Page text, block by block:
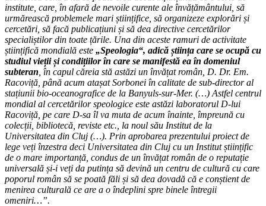
institute, care, în afară de nevoile curente ale învățământului, să
urmărească problemele mari științifice, să organizeze explorări și
cercetări, să facă publicațiuni și să dea directive cercetărilor
specialiștilor din toate țările. Una din aceste ramuri de activitate
științifică mondială este „Speologia“, adică știința care se ocupă cu
studiul vieții și condițiilor în care se manifestă ea în domeniul
subteran , în capul căreia stă astăzi un învățat român, D. Dr. Em.
Racoviță, până acum atașat Sorbonei în calitate de sub-director al
stațiunii bio-oceanografice de la Banyuls-sur-Mer. (…) Astfel centrul
mondial al cercetărilor speologice este astăzi laboratorul D-lui
Racoviță, pe care D-sa îl va muta de acum înainte, împreună cu
colecții, bibliotecă, reviste etc., la noul său Institut de la
Universitatea din Cluj (…). Prin aprobarea prezentului proiect de
lege veți înzestra deci Universitatea din Cluj cu un Institut științific
de o mare importanță, condus de un învățat român de o reputație
universală și-i veți da putința să devină un centru de cultură cu care
poporul român să se poată făli și să dea dovadă că e conștient de
menirea culturală ce are a o îndeplini spre binele întregii
omeniri…”.